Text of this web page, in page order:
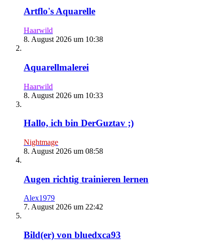
Artflo's Aquarelle
Haarwild
8. August 2026 um 10:38
Aquarellmalerei
Haarwild
8. August 2026 um 10:33
Hallo, ich bin DerGuztav ;)
Nightmage
8. August 2026 um 08:58
Augen richtig trainieren lernen
Alex1979
7. August 2026 um 22:42
Bild(er) von bluedxca93